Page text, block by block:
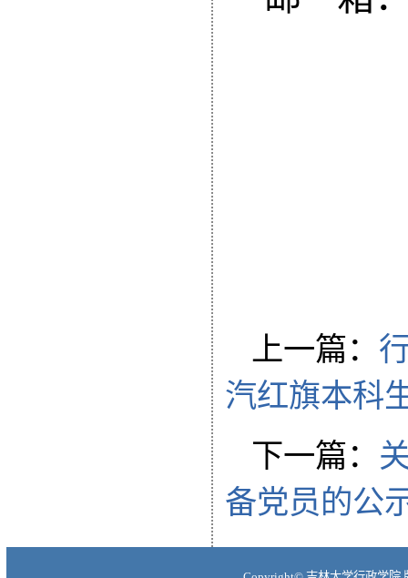
上一篇：
汽红旗本科
下一篇：
备党员的公